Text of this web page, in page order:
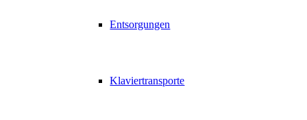
Entsorgungen
Klaviertransporte